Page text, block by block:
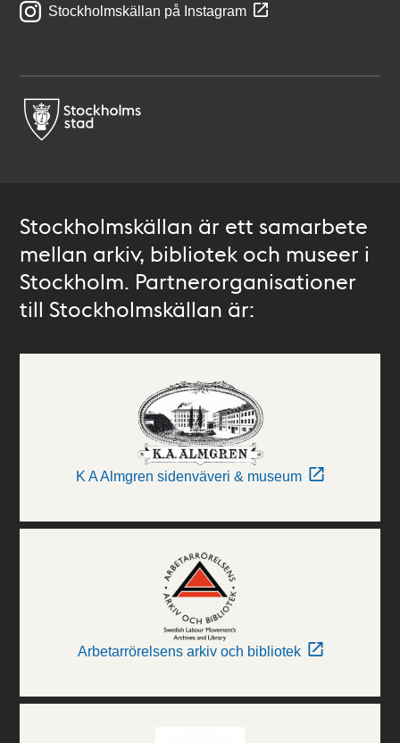
Stockholmskällan på Instagram
Stockholmskällan är ett samarbete
mellan arkiv, bibliotek och museer i
Stockholm. Partnerorganisationer
till Stockholmskällan är:
K A Almgren sidenväveri & museum
Arbetarrörelsens arkiv och bibliotek